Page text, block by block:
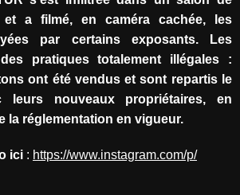
et a filmé, en caméra cachée, les
par certains exposants. Les
pratiques totalement illégales :
ont été vendus et sont repartis le
leurs nouveaux propriétaires, en
la réglementation en vigueur.
ici : https://www.instagram.com/p/